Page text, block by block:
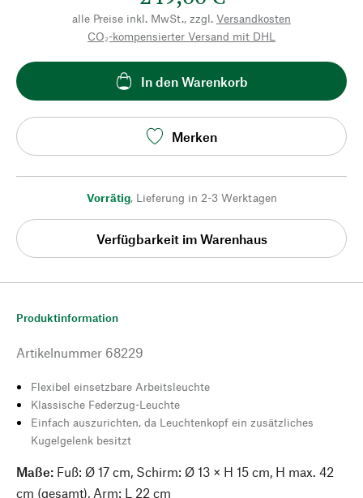
alle Preise inkl. MwSt., zzgl. Versandkosten
CO₂-kompensierter Versand mit DHL
In den Warenkorb
Merken
Vorrätig, Lieferung in 2-3 Werktagen
Verfügbarkeit im Warenhaus
Produktinformation
Artikelnummer 68229
Flexibel einsetzbare Arbeitsleuchte
Klassische Federzug-Leuchte
Einfach auszurichten, da Leuchtenkopf ein zusätzliches
Kugelgelenk besitzt
Maße: Fuß: Ø 17 cm, Schirm: Ø 13 × H 15 cm, H max. 42
cm (gesamt), Arm: L 22 cm